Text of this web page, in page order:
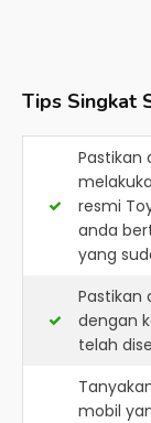
Tips Singkat
resmi
anda
yang
Pastikan
dengan
telah
mobil